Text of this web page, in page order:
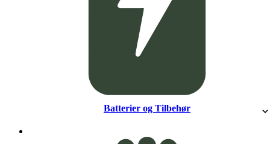
Batterier og Tilbehør